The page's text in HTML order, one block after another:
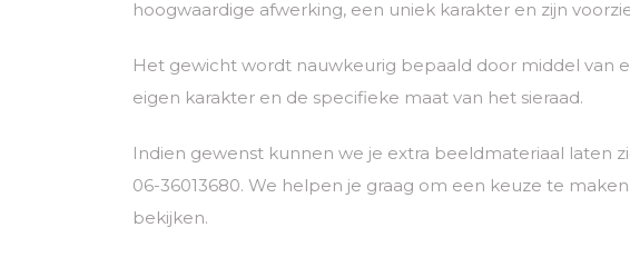
hoogwaardige afwerking, een uniek karakter en zijn
Het gewicht wordt nauwkeurig bepaald door middel van
eigen karakter en de specifieke maat van het sieraad.
Indien gewenst kunnen we je extra beeldmateriaal laten
06-36013680. We helpen je graag om een keuze te
bekijken.